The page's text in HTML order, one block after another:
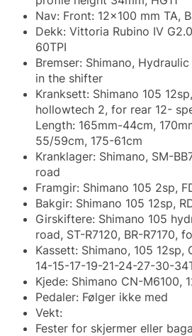
Nav: Front: 12x100 mm TA,
Dekk: Vittoria Rubino IV
60TPI
Bremser: Shimano,
in the shifter
Kranksett: Shimano 105
hollowtech 2, for rear 12-
Length: 165mm-44cm,
55/59cm, 175-61cm
Kranklager: Shimano, SM-
road
Framgir: Shimano 105 2sp,
Bakgir: Shimano 105 12sp,
Girskiftere: Shimano 105
road, ST-R7120, BR-R7170,
Kassett: Shimano, 105 12sp,
14-15-17-19-21-24-27-30-
Kjede: Shimano CN-M6100,
Pedaler: Følger ikke med
Vekt:
Fester for skjermer eller